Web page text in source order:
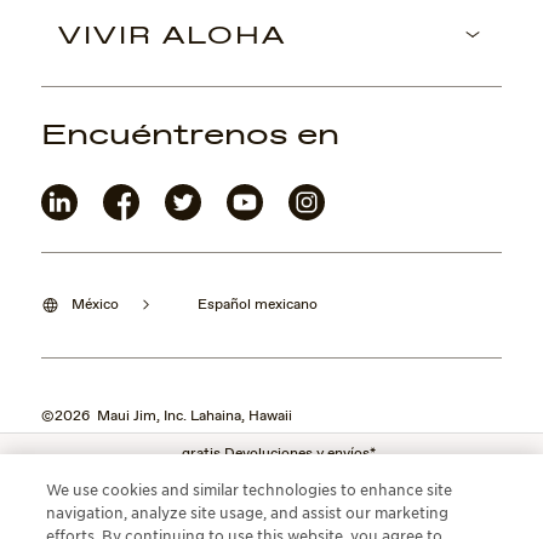
gratis Devoluciones y envíos*
VIVIR ALOHA
México Español mexicano
©2026 Maui Jim, Inc. Lahaina, Hawaii
Encuéntrenos en
We use cookies and similar technologies to enhance site
navigation, analyze site usage, and assist our marketing